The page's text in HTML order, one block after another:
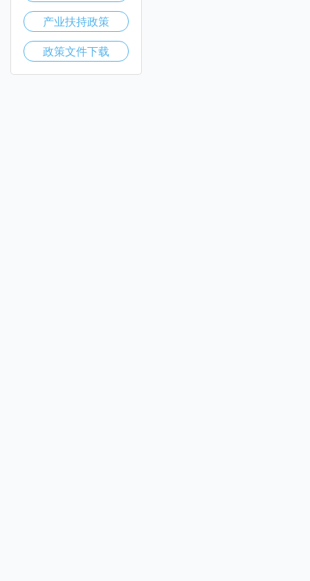
产业扶持政策
政策文件下载